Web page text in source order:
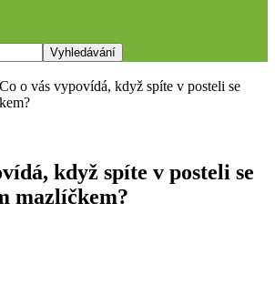
Co o vás vypovídá, když spíte v posteli se
když spíte v posteli se
mazlíčkem?